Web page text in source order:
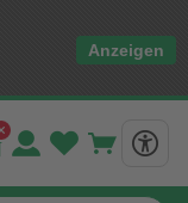
Anzeigen